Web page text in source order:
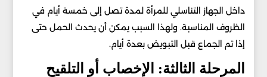
داخل الجهاز التناسلي للمرأة لمدة تصل إلى خمسة أيام في
الظروف المناسبة. ولهذا السبب يمكن أن يحدث الحمل حتى
إذا تم الجماع قبل التبويض بعدة أيام.
المرحلة الثالثة: الإخصاب أو التلقيح